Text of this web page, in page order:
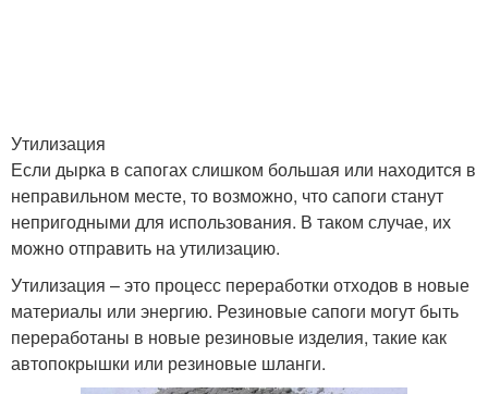
Утилизация
Если дырка в сапогах слишком большая или находится в
неправильном месте, то возможно, что сапоги станут
непригодными для использования. В таком случае, их
можно отправить на утилизацию.
Утилизация – это процесс переработки отходов в новые
материалы или энергию. Резиновые сапоги могут быть
переработаны в новые резиновые изделия, такие как
автопокрышки или резиновые шланги.